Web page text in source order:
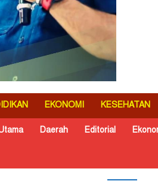
EKONOMI KESEHATAN
Daerah Editorial